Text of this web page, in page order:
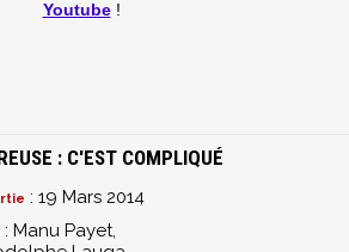
Youtube!
: C'EST COMPLIQUÉ
: 19 Mars 2014
: Manu Payet,